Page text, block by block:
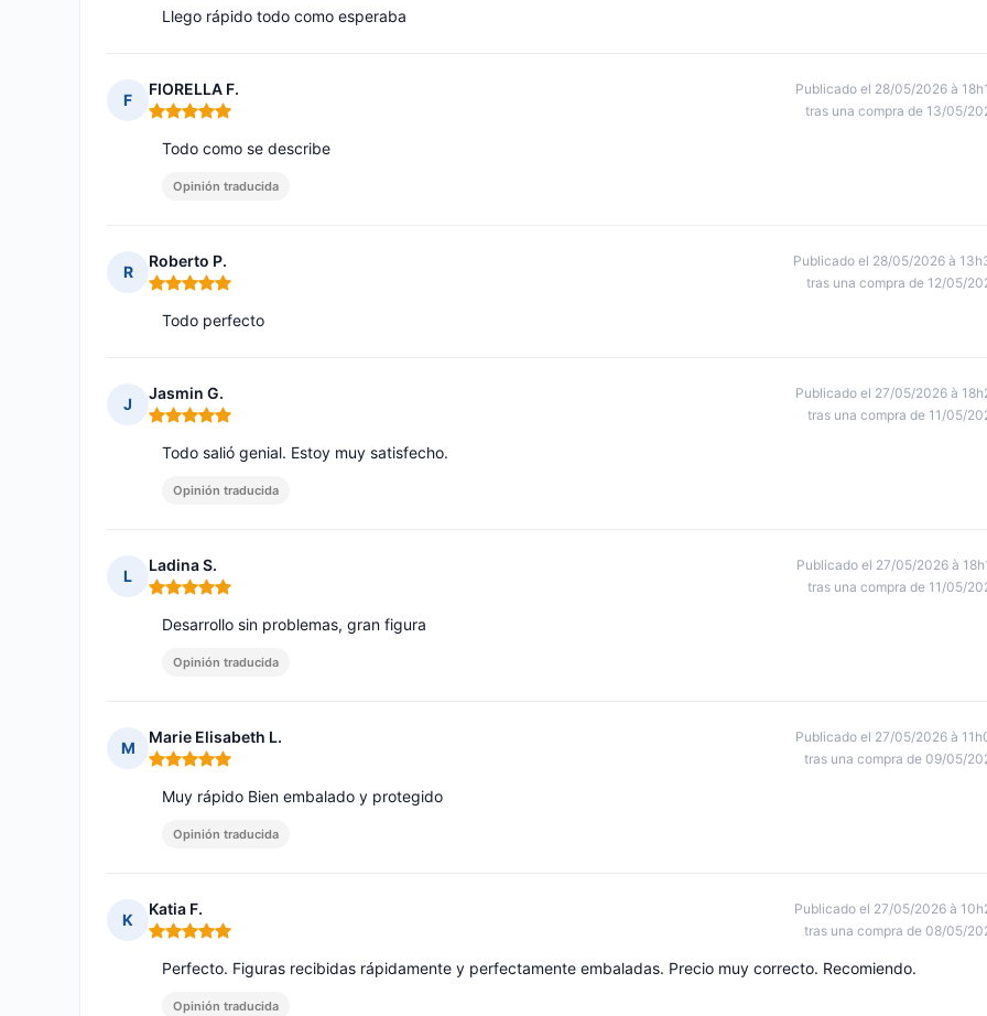
Llego rápido todo como esperaba
F
FIORELLA F.
Nota: 5 de 5
Publicado el 28/05/2026 à
tras una compra de 13/05/
Todo como se describe
Opinión traducida
R
Roberto P.
Nota: 5 de 5
Publicado el 28/05/2026 à
tras una compra de 12/05/
Todo perfecto
J
Jasmin G.
Nota: 5 de 5
Publicado el 27/05/2026 à
tras una compra de 11/05/
Todo salió genial. Estoy muy satisfecho.
Opinión traducida
L
Ladina S.
Nota: 5 de 5
Publicado el 27/05/2026 à
tras una compra de 11/05/
Desarrollo sin problemas, gran figura
Opinión traducida
M
Marie Elisabeth L.
Nota: 5 de 5
Publicado el 27/05/2026 à
tras una compra de 09/05/
Muy rápido Bien embalado y protegido
Opinión traducida
K
Katia F.
Nota: 5 de 5
Publicado el 27/05/2026 à
tras una compra de 08/05/
Perfecto. Figuras recibidas rápidamente y perfectamente embaladas. Precio muy correcto. Recomiendo.
Opinión traducida